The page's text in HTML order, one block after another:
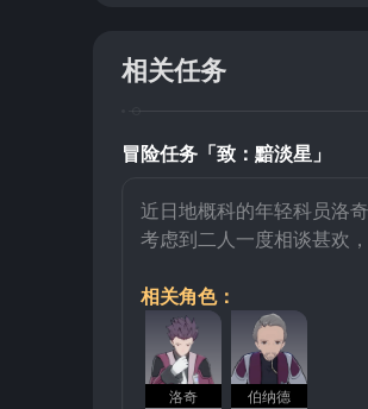
相关任务
冒险任务「致：黯淡星」
近日地概科的年轻科员洛
考虑到二人一度相谈甚欢
相关角色：
洛奇 伯纳德